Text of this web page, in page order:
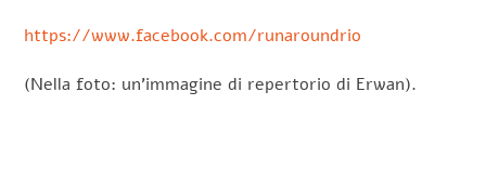
https://www.facebook.com/runaroundrio
(Nella foto: un’immagine di repertorio di Erwan).